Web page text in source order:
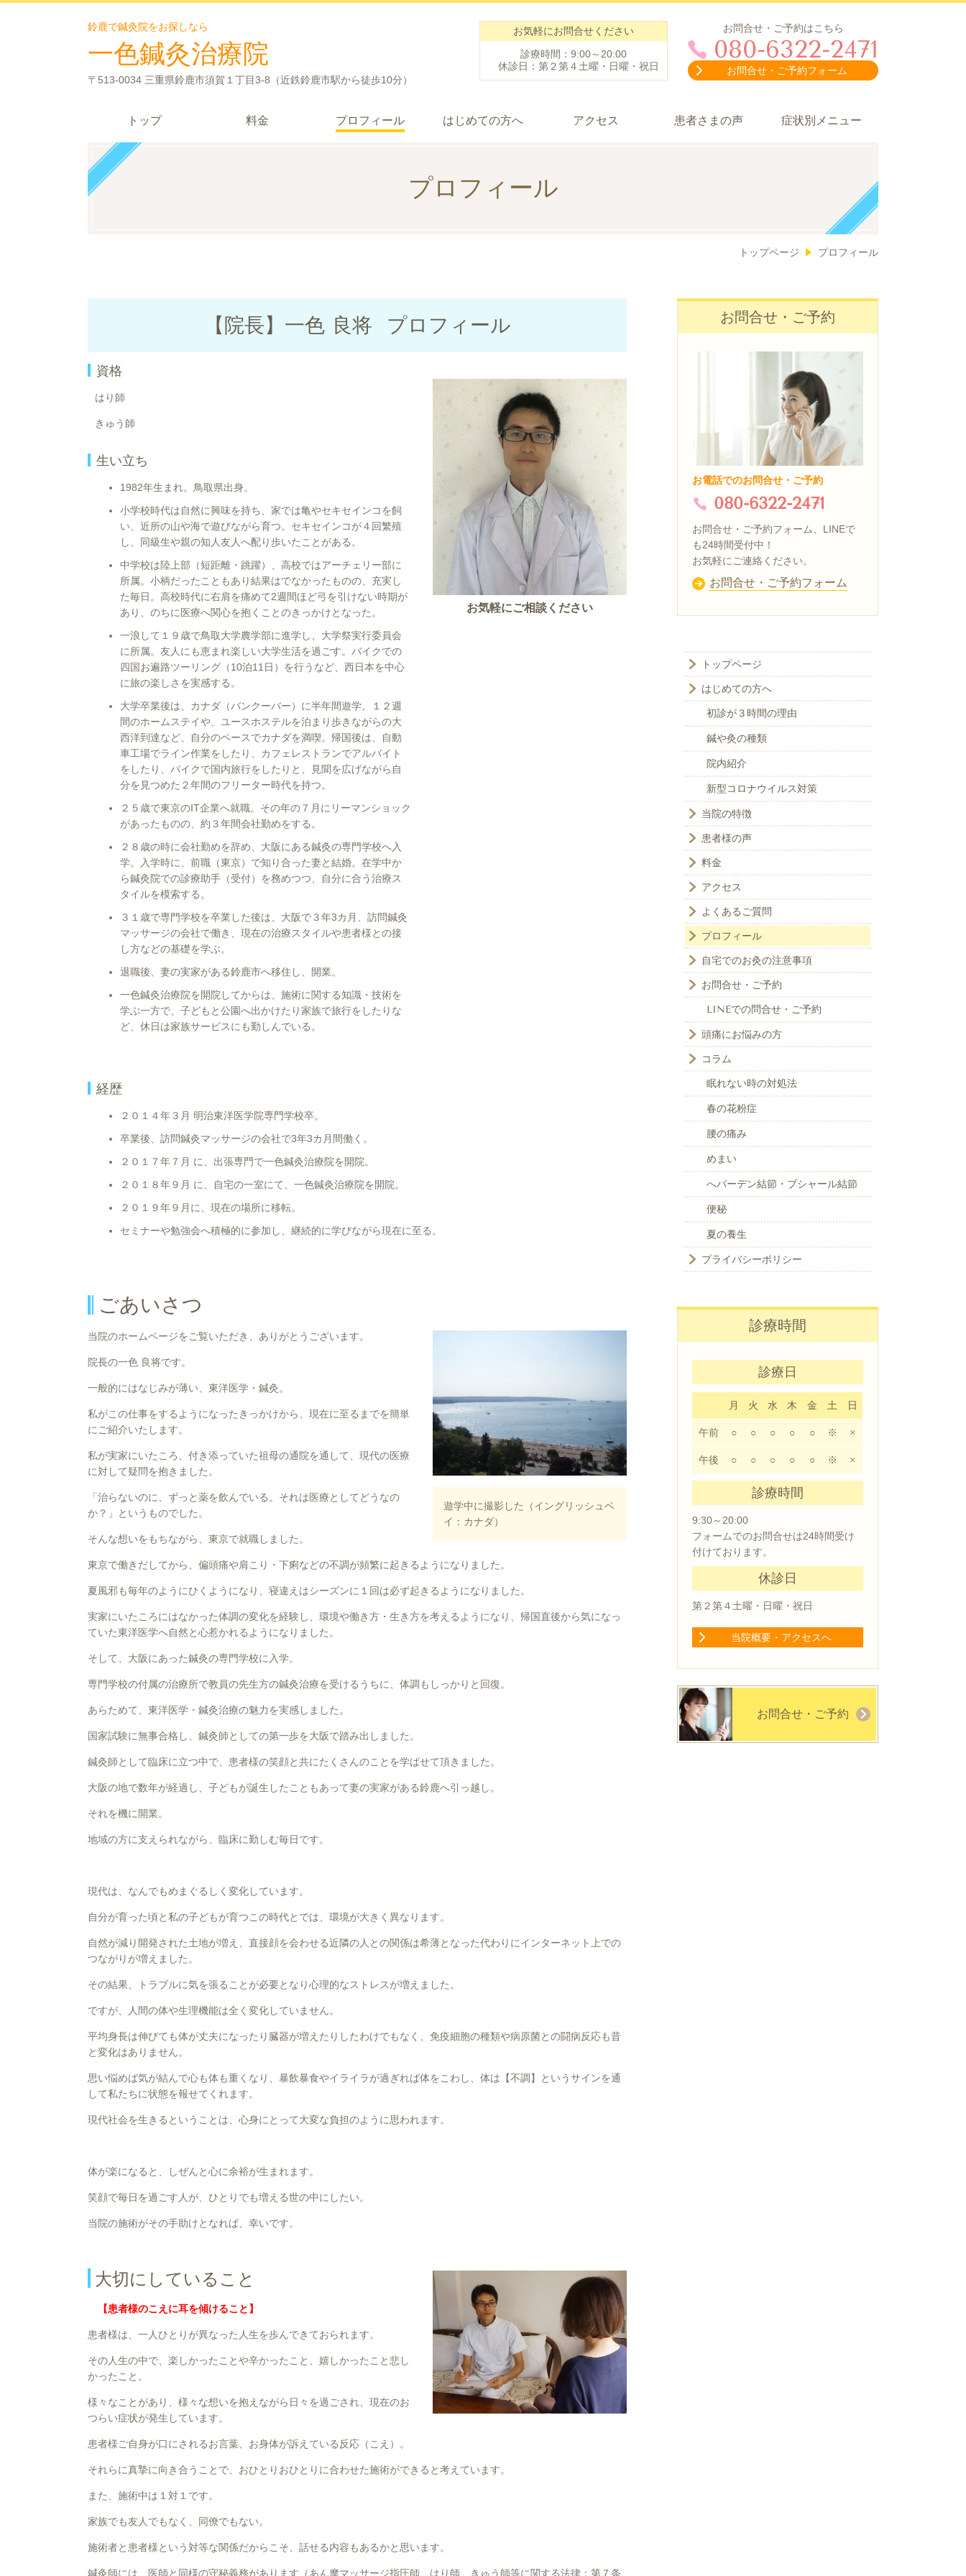
鈴鹿で鍼灸院をお探しなら
一色鍼灸治療院
〒513-0034 三重県鈴鹿市須賀１丁目3-8（近鉄鈴鹿市駅から徒歩10分）
お気軽にお問合せください
診療時間：9:00～20:00
休診日：第２第４土曜・日曜・祝日
お問合せ・ご予約はこちら
080-6322-2471
お問合せ・ご予約フォーム
トップ 料金 プロフィール はじめての方へ アクセス 患者さまの声 症状別メニュー
プロフィール
トップページ プロフィール
【院長】一色 良将 プロフィール
お気軽にご相談ください
資格
はり師
きゅう師
生い立ち
1982年生まれ。鳥取県出身。
小学校時代は自然に興味を持ち、家では亀やセキセインコを飼
い、近所の山や海で遊びながら育つ。セキセインコが４回繁殖
し、同級生や親の知人友人へ配り歩いたことがある。
中学校は陸上部（短距離・跳躍）、高校ではアーチェリー部に
所属。小柄だったこともあり結果はでなかったものの、充実し
た毎日。高校時代に右肩を痛めて2週間ほど弓を引けない時期が
あり、のちに医療へ関心を抱くことのきっかけとなった。
一浪して１９歳で鳥取大学農学部に進学し、大学祭実行委員会
に所属。友人にも恵まれ楽しい大学生活を過ごす。バイクでの
四国お遍路ツーリング（10泊11日）を行うなど、西日本を中心
に旅の楽しさを実感する。
大学卒業後は、カナダ（バンクーバー）に半年間遊学。１２週
間のホームステイや、ユースホステルを泊まり歩きながらの大
西洋到達など、自分のペースでカナダを満喫。帰国後は、自動
車工場でライン作業をしたり、カフェレストランでアルバイト
をしたり、バイクで国内旅行をしたりと、見聞を広げながら自
分を見つめた２年間のフリーター時代を持つ。
２５歳で東京のIT企業へ就職。その年の７月にリーマンショック
があったものの、約３年間会社勤めをする。
２８歳の時に会社勤めを辞め、大阪にある鍼灸の専門学校へ入
学。入学時に、前職（東京）で知り合った妻と結婚。在学中か
ら鍼灸院での診療助手（受付）を務めつつ、自分に合う治療ス
タイルを模索する。
３１歳で専門学校を卒業した後は、大阪で３年3カ月、訪問鍼灸
マッサージの会社で働き、現在の治療スタイルや患者様との接
し方などの基礎を学ぶ。
退職後、妻の実家がある鈴鹿市へ移住し、開業。
一色鍼灸治療院を開院してからは、施術に関する知識・技術を
学ぶ一方で、子どもと公園へ出かけたり家族で旅行をしたりな
ど、休日は家族サービスにも勤しんでいる。
経歴
２０１４年３月 明治東洋医学院専門学校卒。
卒業後、訪問鍼灸マッサージの会社で3年3カ月間働く。
２０１７年７月 に、出張専門で一色鍼灸治療院を開院。
２０１８年９月 に、自宅の一室にて、一色鍼灸治療院を開院。
２０１９年９月に、現在の場所に移転。
セミナーや勉強会へ積極的に参加し、継続的に学びながら現在に至る。
ごあいさつ
遊学中に撮影した（イングリッシュベ
イ：カナダ）
当院のホームページをご覧いただき、ありがとうございます。
院長の一色 良将です。
一般的にはなじみが薄い、東洋医学・鍼灸。
私がこの仕事をするようになったきっかけから、現在に至るまでを簡単
にご紹介いたします。
私が実家にいたころ、付き添っていた祖母の通院を通して、現代の医療
に対して疑問を抱きました。
「治らないのに、ずっと薬を飲んでいる。それは医療としてどうなの
か？」というものでした。
そんな想いをもちながら、東京で就職しました。
東京で働きだしてから、偏頭痛や肩こり・下痢などの不調が頻繁に起きるようになりました。
夏風邪も毎年のようにひくようになり、寝違えはシーズンに１回は必ず起きるようになりました。
実家にいたころにはなかった体調の変化を経験し、環境や働き方・生き方を考えるようになり、帰国直後から気になっ
ていた東洋医学へ自然と心惹かれるようになりました。
そして、大阪にあった鍼灸の専門学校に入学。
専門学校の付属の治療所で教員の先生方の鍼灸治療を受けるうちに、体調もしっかりと回復。
あらためて、東洋医学・鍼灸治療の魅力を実感しました。
国家試験に無事合格し、鍼灸師としての第一歩を大阪で踏み出しました。
鍼灸師として臨床に立つ中で、患者様の笑顔と共にたくさんのことを学ばせて頂きました。
大阪の地で数年が経過し、子どもが誕生したこともあって妻の実家がある鈴鹿へ引っ越し。
それを機に開業。
地域の方に支えられながら、臨床に勤しむ毎日です。
現代は、なんでもめまぐるしく変化しています。
自分が育った頃と私の子どもが育つこの時代とでは、環境が大きく異なります。
自然が減り開発された土地が増え、直接顔を会わせる近隣の人との関係は希薄となった代わりにインターネット上での
つながりが増えました。
その結果、トラブルに気を張ることが必要となり心理的なストレスが増えました。
ですが、人間の体や生理機能は全く変化していません。
平均身長は伸びても体が丈夫になったり臓器が増えたりしたわけでもなく、免疫細胞の種類や病原菌との闘病反応も昔
と変化はありません。
思い悩めば気が結んで心も体も重くなり、暴飲暴食やイライラが過ぎれば体をこわし、体は【不調】というサインを通
して私たちに状態を報せてくれます。
現代社会を生きるということは、心身にとって大変な負担のように思われます。
体が楽になると、しぜんと心に余裕が生まれます。
笑顔で毎日を過ごす人が、ひとりでも増える世の中にしたい。
当院の施術がその手助けとなれば、幸いです。
大切にしていること
【患者様のこえに耳を傾けること】
患者様は、一人ひとりが異なった人生を歩んできておられます。
その人生の中で、楽しかったことや辛かったこと、嬉しかったこと悲し
かったこと。
様々なことがあり、様々な想いを抱えながら日々を過ごされ、現在のお
つらい症状が発生しています。
患者様ご自身が口にされるお言葉、お身体が訴えている反応（こえ）。
それらに真摯に向き合うことで、おひとりおひとりに合わせた施術ができると考えています。
また、施術中は１対１です。
家族でも友人でもなく、同僚でもない。
施術者と患者様という対等な関係だからこそ、話せる内容もあるかと思います。
鍼灸師には、医師と同様の守秘義務があります（あん摩マッサージ指圧師、はり師、きゅう師等に関する法律：第７条
お問合せ・ご予約
お電話でのお問合せ・ご予約
080-6322-2471
お問合せ・ご予約フォーム、LINEで
も24時間受付中！
お気軽にご連絡ください。
お問合せ・ご予約フォーム
トップページ
はじめての方へ
初診が３時間の理由
鍼や灸の種類
院内紹介
新型コロナウイルス対策
当院の特徴
患者様の声
料金
アクセス
よくあるご質問
プロフィール
自宅でのお灸の注意事項
お問合せ・ご予約
LINEでの問合せ・ご予約
頭痛にお悩みの方
コラム
眠れない時の対処法
春の花粉症
腰の痛み
めまい
へバーデン結節・ブシャール結節
便秘
夏の養生
プライバシーポリシー
診療時間
診療日
月 火 水 木 金 土 日
午前 ○ ○ ○ ○ ○ ※ ×
午後 ○ ○ ○ ○ ○ ※ ×
診療時間
9:30～20:00
フォームでのお問合せは24時間受け
付けております。
休診日
第２第４土曜・日曜・祝日
当院概要・アクセスへ
お問合せ・ご予約